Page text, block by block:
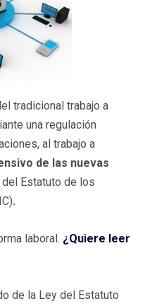
tradicional trabajo a
una regulación
al trabajo a
de las nuevas
Estatuto de los
.
laboral. ¿Quiere leer
de la Ley del Estatuto